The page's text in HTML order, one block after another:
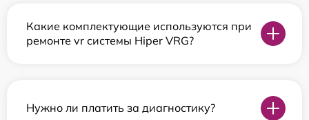
Какие комплектующие используются при
ремонте vr системы Hiper VRG?
Нужно ли платить за диагностику?